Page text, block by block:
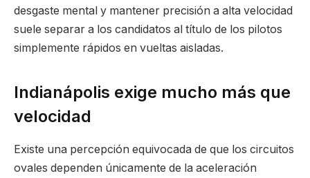
desgaste mental y mantener precisión a alta velocidad
suele separar a los candidatos al título de los pilotos
simplemente rápidos en vueltas aisladas.
Indianápolis exige mucho más que
velocidad
Existe una percepción equivocada de que los circuitos
ovales dependen únicamente de la aceleración